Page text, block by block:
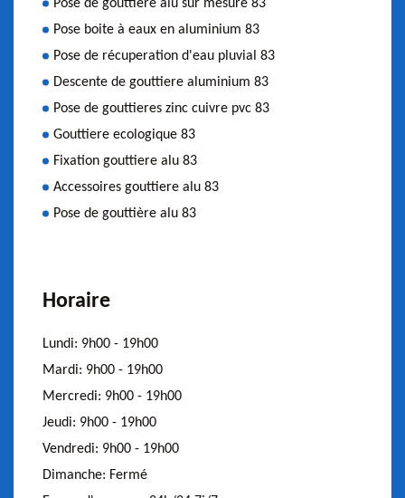
Pose de gouttière alu sur mesure 83
Pose boite à eaux en aluminium 83
Pose de récuperation d'eau pluvial 83
Descente de gouttiere aluminium 83
Pose de gouttieres zinc cuivre pvc 83
Gouttiere ecologique 83
Fixation gouttiere alu 83
Accessoires gouttiere alu 83
Pose de gouttière alu 83
Horaire
Lundi: 9h00 - 19h00
Mardi: 9h00 - 19h00
Mercredi: 9h00 - 19h00
Jeudi: 9h00 - 19h00
Vendredi: 9h00 - 19h00
Dimanche: Fermé